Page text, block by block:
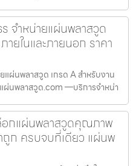
จำหน่ายแผ่นพลาสวูด
ยในและภายนอก ราคา
แผ่นพลาสวูด เกรด A สำหรับงาน
ผ่นพลาสวูด.com —บริการจำหน่า
อกแผ่นพลาสวูดคุณภาพ
ถูก ครบจบที่เดียว แผ่นพ